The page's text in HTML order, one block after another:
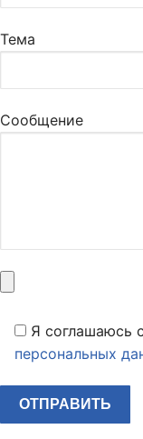
Тема
Сообщение
Я соглашаюсь c
персональных